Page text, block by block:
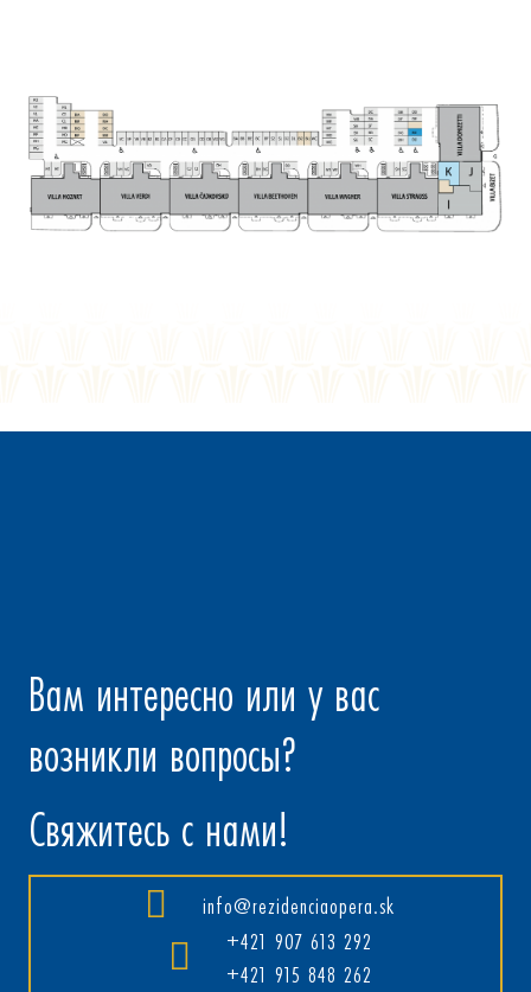
Вам интересно или у вас
возникли вопросы?
Свяжитесь с нами!
info@rezidenciaopera.sk
+421 907 613 292
+421 915 848 262